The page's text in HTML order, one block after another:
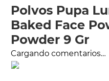
Polvos Pupa
Baked Face
Powder 9 Gr
Cargando comentarios…